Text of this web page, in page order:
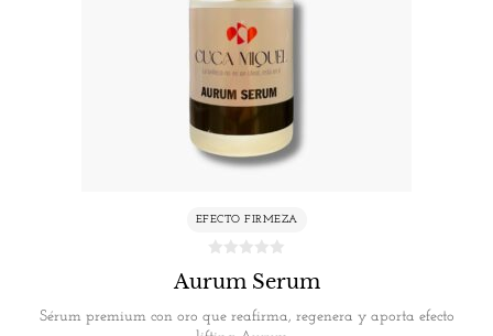
EFECTO FIRMEZA
Aurum Serum
Sérum premium con oro que reafirma, regenera y aporta efecto